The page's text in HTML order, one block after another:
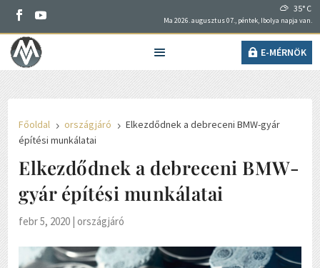
35° C
Ma 2026. augusztus 07., péntek, Ibolya napja van.
E-MÉRNÖK
Főoldal 5 országjáró 5 Elkezdődnek a debreceni BMW-gyár
építési munkálatai
Elkezdődnek a debreceni BMW-
gyár építési munkálatai
febr 5, 2020 |országjáró